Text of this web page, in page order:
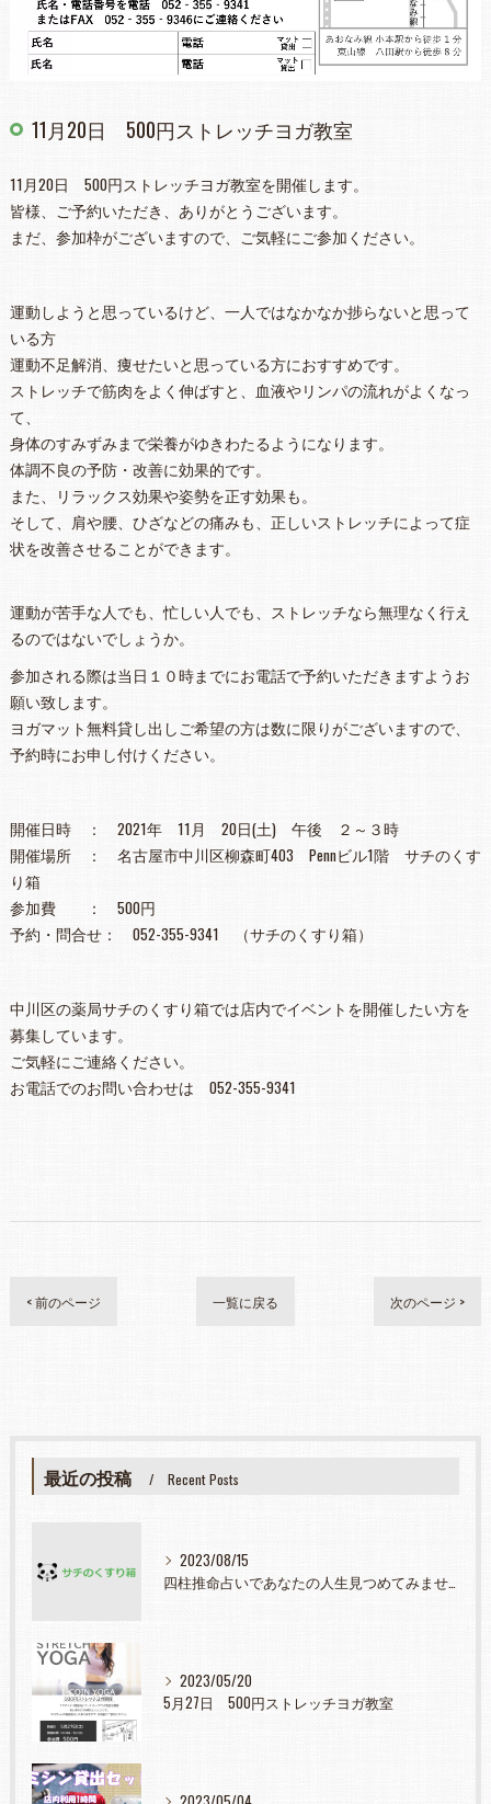
11月20日 500円ストレッチヨガ教室
11月20日 500円ストレッチヨガ教室を開催します。
皆様、ご予約いただき、ありがとうございます。
まだ、参加枠がございますので、ご気軽にご参加ください。
運動しようと思っているけど、一人ではなかなか捗らないと思って
いる方
運動不足解消、痩せたいと思っている方におすすめです。
ストレッチで筋肉をよく伸ばすと、血液やリンパの流れがよくなっ
て、
身体のすみずみまで栄養がゆきわたるようになります。
体調不良の予防・改善に効果的です。
また、リラックス効果や姿勢を正す効果も。
そして、肩や腰、ひざなどの痛みも、正しいストレッチによって症
状を改善させることができます。
運動が苦手な人でも、忙しい人でも、ストレッチなら無理なく行え
るのではないでしょうか。
参加される際は当日１０時までにお電話で予約いただきますようお
願い致します。
ヨガマット無料貸し出しご希望の方は数に限りがございますので、
予約時にお申し付けください。
開催日時 ： 2021年 11月 20日(土) 午後 ２～３時
開催場所 ： 名古屋市中川区柳森町403 Pennビル1階 サチのくす
り箱
参加費 ： 500円
予約・問合せ： 052-355-9341 （サチのくすり箱）
中川区の薬局サチのくすり箱では店内でイベントを開催したい方を
募集しています。
ご気軽にご連絡ください。
お電話でのお問い合わせは 052-355-9341
< 前のページ 一覧に戻る 次のページ >
最近の投稿 Recent Posts
2023/08/15
四柱推命占いであなたの人生見つめてみませんか？
2023/05/20
5月27日 500円ストレッチヨガ教室